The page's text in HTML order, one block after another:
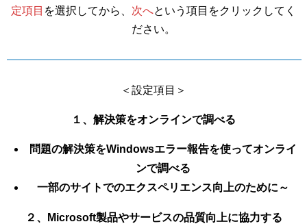
定項目 を選択してから、 次へという項目をクリックしてく
ださい。
＜設定項目＞
１、解決策をオンラインで調べる
問題の解決策をWindowsエラー報告を使ってオンライ
ンで調べる
一部のサイトでのエクスペリエンス向上のために～
２、Microsoft製品やサービスの品質向上に協力する